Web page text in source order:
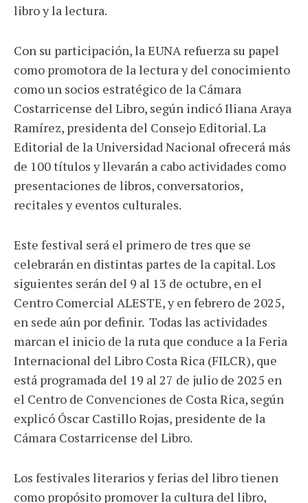
libro y la lectura.
Con su participación, la EUNA refuerza su papel
como promotora de la lectura y del conocimiento
como un socios estratégico de la Cámara
Costarricense del Libro, según indicó Iliana Araya
Ramírez, presidenta del Consejo Editorial. La
Editorial de la Universidad Nacional ofrecerá más
de 100 títulos y llevarán a cabo actividades como
presentaciones de libros, conversatorios,
recitales y eventos culturales.
Este festival será el primero de tres que se
celebrarán en distintas partes de la capital. Los
siguientes serán del 9 al 13 de octubre, en el
Centro Comercial ALESTE, y en febrero de 2025,
en sede aún por definir. Todas las actividades
marcan el inicio de la ruta que conduce a la Feria
Internacional del Libro Costa Rica (FILCR), que
está programada del 19 al 27 de julio de 2025 en
el Centro de Convenciones de Costa Rica, según
explicó Óscar Castillo Rojas, presidente de la
Cámara Costarricense del Libro.
Los festivales literarios y ferias del libro tienen
como propósito promover la cultura del libro,